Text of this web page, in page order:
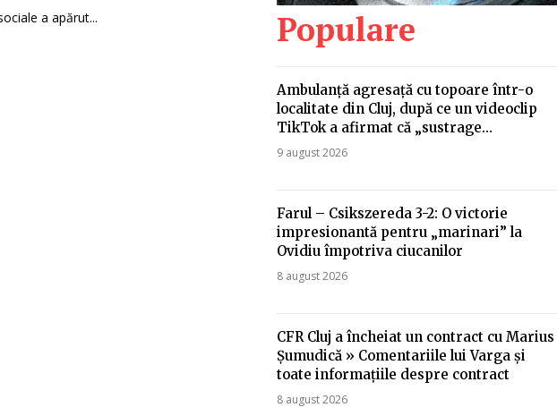
a apărut... Populare
Ambulanță agresață cu topoare într-o
localitate din Cluj, după ce un videoclip
TikTok a afirmat că „sustrage…
9 august 2026
Farul – Csikszereda 3-2: O victorie
impresionantă pentru „marinari” la
Ovidiu împotriva ciucanilor
8 august 2026
CFR Cluj a încheiat un contract cu Marius
Șumudică » Comentariile lui Varga și
toate informațiile despre contract
8 august 2026